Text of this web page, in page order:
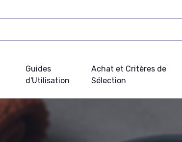
Guides
d'Utilisation
Achat et Critères de
Sélection